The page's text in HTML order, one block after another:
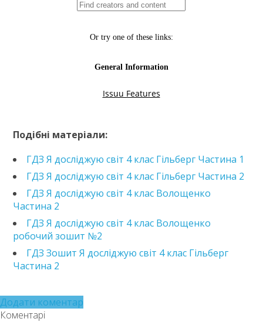
1&pageLayout=singlePage&u=kreidaros
Подібні матеріали:
ГДЗ Я досліджую світ 4 клас Гільберг Частина 1
ГДЗ Я досліджую світ 4 клас Гільберг Частина 2
ГДЗ Я досліджую світ 4 клас Волощенко
Частина 2
ГДЗ Я досліджую світ 4 клас Волощенко
робочий зошит №2
ГДЗ Зошит Я досліджую світ 4 клас Гільберг
Частина 2
Додати коментар
Коментарі